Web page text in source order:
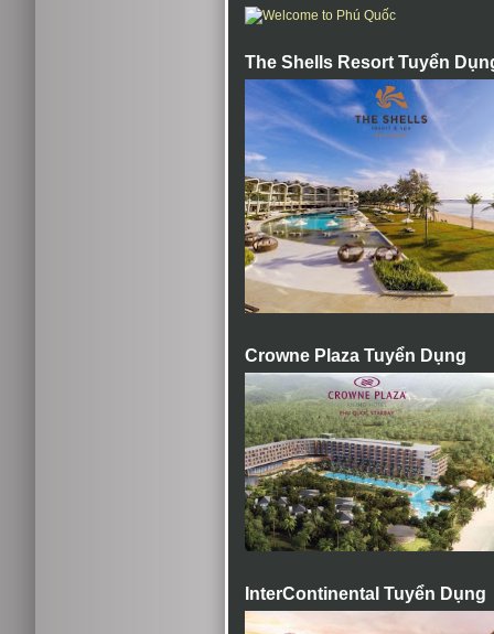
The Shells Resort Tuyển
Crowne Plaza Tuyển Dụng
InterContinental Tuyển Dụng